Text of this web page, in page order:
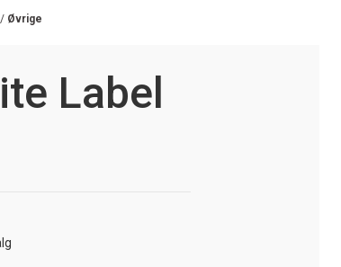
/ Øvrige
Label